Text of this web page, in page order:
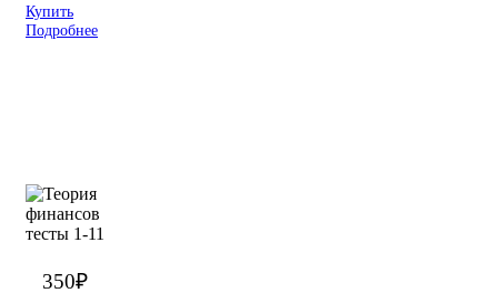
Купить
Подробнее
350₽